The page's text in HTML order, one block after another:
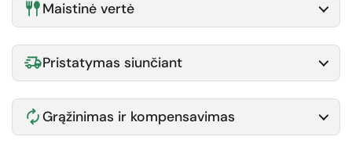
Maistinė vertė
Pristatymas siunčiant
Grąžinimas ir kompensavimas